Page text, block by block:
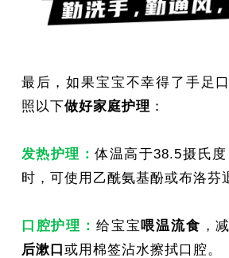
最后，如果宝宝不幸得了手足
照以下做好家庭护理 ：
发热护理：体温高于38.5摄氏
时，可使用乙酰氨基酚或布洛芬
口腔护理： 给宝宝 喂温流食 ，
后漱口或用棉签沾水擦拭口腔。